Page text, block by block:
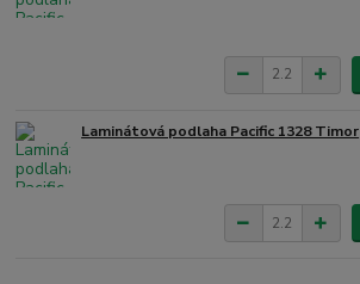
Laminátová podlaha Pacific 1328 Timor